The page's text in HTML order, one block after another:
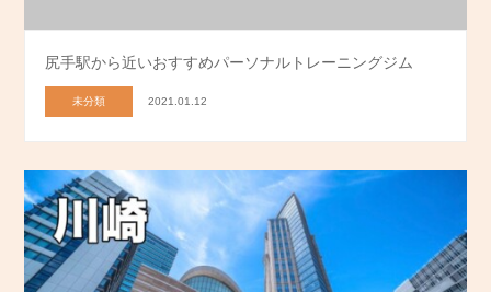
尻手駅から近いおすすめパーソナルトレーニングジム
未分類 2021.01.12